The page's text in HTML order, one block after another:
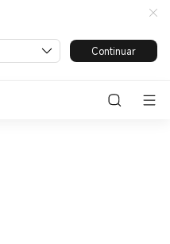
Continuar